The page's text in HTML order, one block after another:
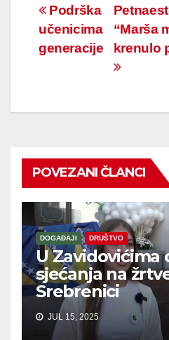
Navigacija
članaka
“Marša
krenulo
Podrška
učenicima
generacije
POVEZANI ČLANCI
DOGAĐAJI DRUŠTVO
U Zavidovićima
sjećanja na
Srebrenici
JUL 15, 2025